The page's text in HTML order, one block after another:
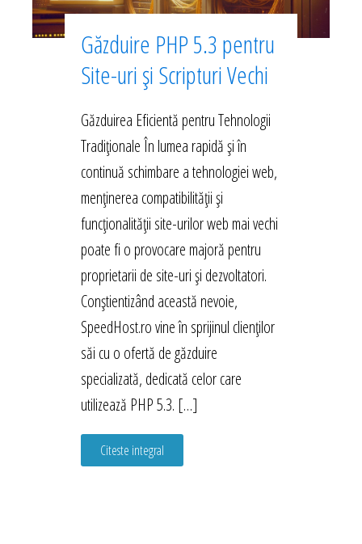
Găzduire PHP 5.3 pentru
Site-uri și Scripturi Vechi
Găzduirea Eficientă pentru Tehnologii
Tradiționale În lumea rapidă și în
continuă schimbare a tehnologiei web,
menținerea compatibilității și
funcționalității site-urilor web mai vechi
poate fi o provocare majoră pentru
proprietarii de site-uri și dezvoltatori.
Conștientizând această nevoie,
SpeedHost.ro vine în sprijinul clienților
săi cu o ofertă de găzduire
specializată, dedicată celor care
utilizează PHP 5.3. […]
Citeste integral